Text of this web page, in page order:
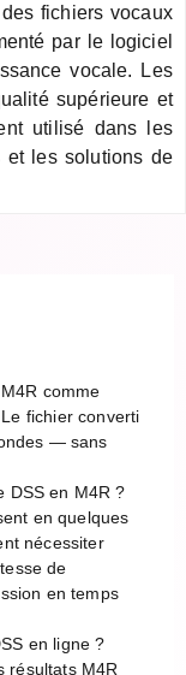
fichiers vocaux
par le logiciel
vocale. Les
supérieure et
utilisé dans les
et les solutions de
comme
fichier converti
— sans
DSS en M4R ?
en quelques
nécessiter
de
en temps
en ligne ?
résultats M4R